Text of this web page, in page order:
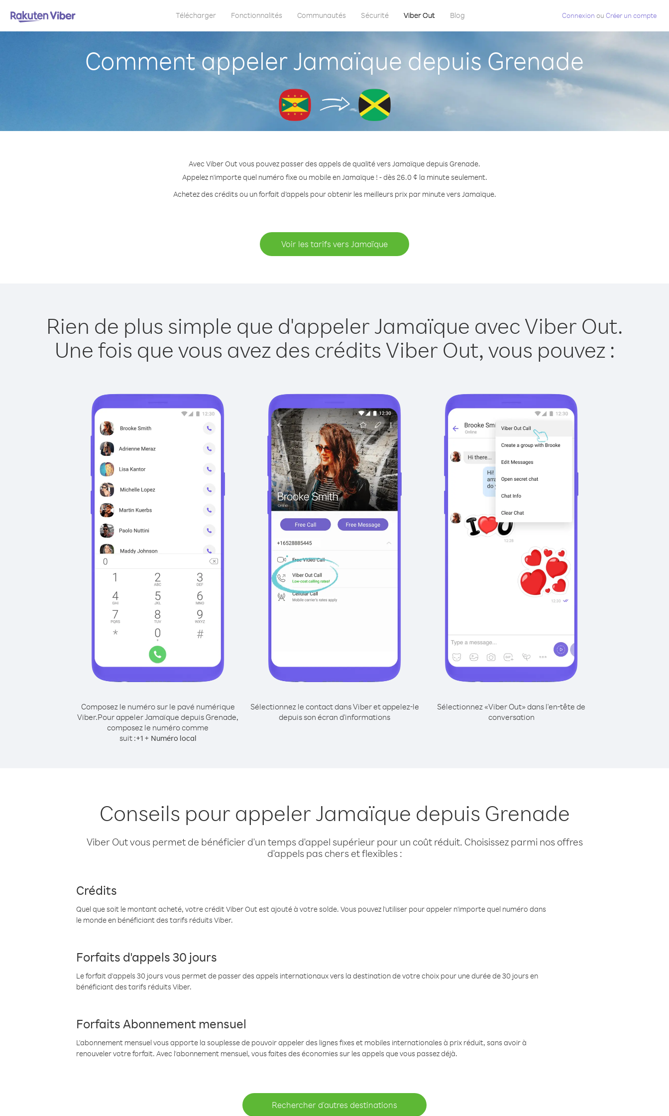
Télécharger Fonctionnalités Communautés Sécurité Viber Out Blog Connexion ou Créer un compte
Comment appeler Jamaïque depuis Grenade
Avec Viber Out vous pouvez passer des appels de qualité vers Jamaïque depuis Grenade.
Appelez n'importe quel numéro fixe ou mobile en Jamaïque ! - dès 26.0 ¢ la minute seulement.
Achetez des crédits ou un forfait d’appels pour obtenir les meilleurs prix par minute vers Jamaïque.
Voir les tarifs vers Jamaïque
Rien de plus simple que d'appeler Jamaïque avec Viber Out.
Une fois que vous avez des crédits Viber Out, vous pouvez :
Composez le numéro sur le pavé numérique
Viber.Pour appeler Jamaïque depuis Grenade,
composez le numéro comme
suit :+1+ Numéro local
Sélectionnez le contact dans Viber et appelez-le
depuis son écran d'informations
Sélectionnez «Viber Out» dans l'en-tête de
conversation
Conseils pour appeler Jamaïque depuis Grenade
Viber Out vous permet de bénéficier d'un temps d'appel supérieur pour un coût réduit. Choisissez parmi nos offres
d'appels pas chers et flexibles :
Crédits
Quel que soit le montant acheté, votre crédit Viber Out est ajouté à votre solde. Vous pouvez l'utiliser pour appeler n'importe quel numéro dans
le monde en bénéficiant des tarifs réduits Viber.
Forfaits d'appels 30 jours
Le forfait d'appels 30 jours vous permet de passer des appels internationaux vers la destination de votre choix pour une durée de 30 jours en
bénéficiant des tarifs réduits Viber.
Forfaits Abonnement mensuel
L'abonnement mensuel vous apporte la souplesse de pouvoir appeler des lignes fixes et mobiles internationales à prix réduit, sans avoir à
renouveler votre forfait. Avec l'abonnement mensuel, vous faites des économies sur les appels que vous passez déjà.
Rechercher d'autres destinations